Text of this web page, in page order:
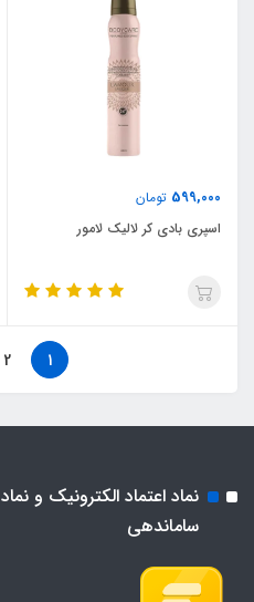
599,000 تومان
اسپری بادی کر لالیک لامور
1
2
نماد اعتماد الکترونیک و نماد
ساماندهی